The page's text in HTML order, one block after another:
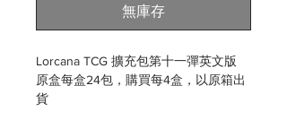
無庫存
Lorcana TCG 擴充包第十一彈英文版
原盒每盒24包，購買每4盒，以原箱出
貨